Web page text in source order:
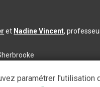
et Nadine Vincent,
paramétrer l'utilisation